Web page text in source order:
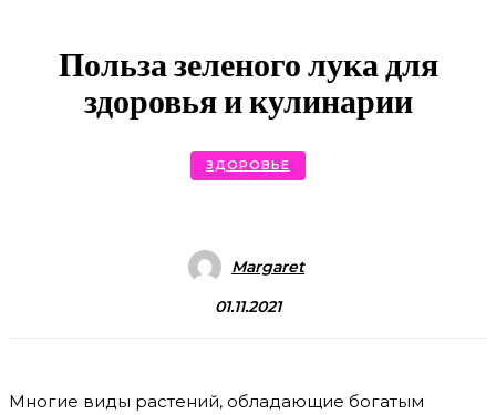
Польза зеленого лука для
здоровья и кулинарии
ЗДОРОВЬЕ
Margaret
01.11.2021
Многие виды растений, обладающие богатым